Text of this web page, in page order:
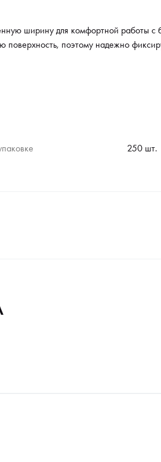
ширину для комфортной работы
поверхность, поэтому надежно
250 шт.